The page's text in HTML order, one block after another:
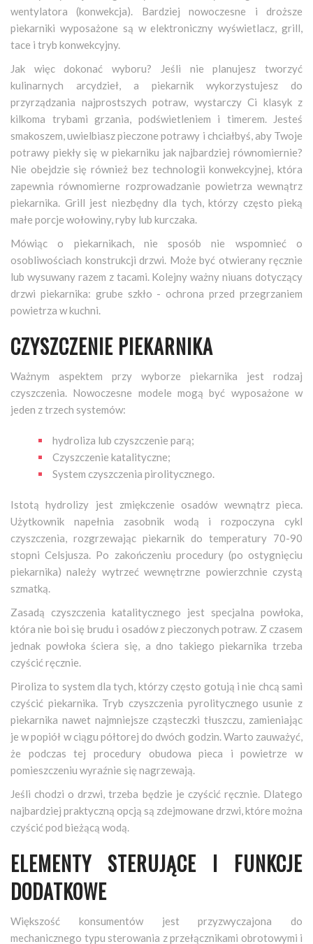
wentylatora (konwekcja). Bardziej nowoczesne i droższe
piekarniki wyposażone są w elektroniczny wyświetlacz, grill,
tace i tryb konwekcyjny.
Jak więc dokonać wyboru? Jeśli nie planujesz tworzyć
kulinarnych arcydzieł, a piekarnik wykorzystujesz do
przyrządzania najprostszych potraw, wystarczy Ci klasyk z
kilkoma trybami grzania, podświetleniem i timerem. Jesteś
smakoszem, uwielbiasz pieczone potrawy i chciałbyś, aby Twoje
potrawy piekły się w piekarniku jak najbardziej równomiernie?
Nie obejdzie się również bez technologii konwekcyjnej, która
zapewnia równomierne rozprowadzanie powietrza wewnątrz
piekarnika. Grill jest niezbędny dla tych, którzy często pieką
małe porcje wołowiny, ryby lub kurczaka.
Mówiąc o piekarnikach, nie sposób nie wspomnieć o
osobliwościach konstrukcji drzwi. Może być otwierany ręcznie
lub wysuwany razem z tacami. Kolejny ważny niuans dotyczący
drzwi piekarnika: grube szkło - ochrona przed przegrzaniem
powietrza w kuchni.
CZYSZCZENIE PIEKARNIKA
Ważnym aspektem przy wyborze piekarnika jest rodzaj
czyszczenia. Nowoczesne modele mogą być wyposażone w
jeden z trzech systemów:
hydroliza lub czyszczenie parą;
Czyszczenie katalityczne;
System czyszczenia pirolitycznego.
Istotą hydrolizy jest zmiękczenie osadów wewnątrz pieca.
Użytkownik napełnia zasobnik wodą i rozpoczyna cykl
czyszczenia, rozgrzewając piekarnik do temperatury 70-90
stopni Celsjusza. Po zakończeniu procedury (po ostygnięciu
piekarnika) należy wytrzeć wewnętrzne powierzchnie czystą
szmatką.
Zasadą czyszczenia katalitycznego jest specjalna powłoka,
która nie boi się brudu i osadów z pieczonych potraw. Z czasem
jednak powłoka ściera się, a dno takiego piekarnika trzeba
czyścić ręcznie.
Piroliza to system dla tych, którzy często gotują i nie chcą sami
czyścić piekarnika. Tryb czyszczenia pyrolitycznego usunie z
piekarnika nawet najmniejsze cząsteczki tłuszczu, zamieniając
je w popiół w ciągu półtorej do dwóch godzin. Warto zauważyć,
że podczas tej procedury obudowa pieca i powietrze w
pomieszczeniu wyraźnie się nagrzewają.
Jeśli chodzi o drzwi, trzeba będzie je czyścić ręcznie. Dlatego
najbardziej praktyczną opcją są zdejmowane drzwi, które można
czyścić pod bieżącą wodą.
ELEMENTY STERUJĄCE I FUNKCJE
DODATKOWE
Większość konsumentów jest przyzwyczajona do
mechanicznego typu sterowania z przełącznikami obrotowymi i